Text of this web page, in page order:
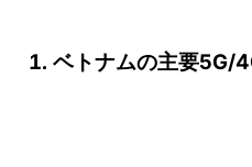
ベトナムの主要5G/